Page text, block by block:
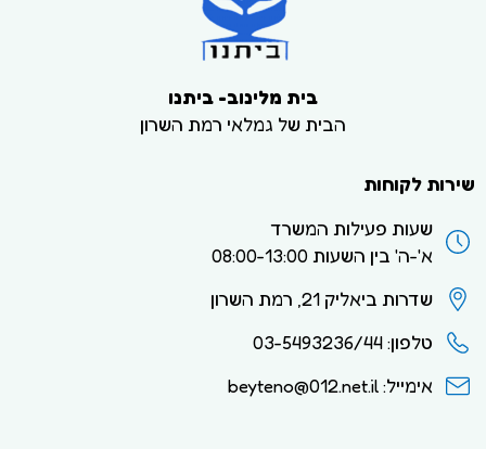
בית מלינוב- ביתנו
הבית של גמלאי רמת השרון
שירות לקוחות
שעות פעילות המשרד
א'-ה' בין השעות 08:00-13:00
שדרות ביאליק 21, רמת השרון
טלפון: 03-5493236/44
אימייל: beyteno@012.net.il